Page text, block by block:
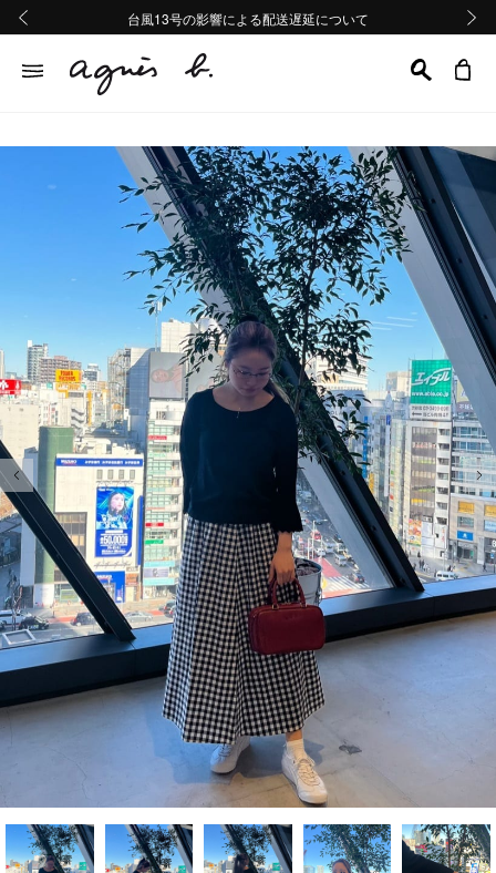
熊本地域地震の影響による配送遅延について
Summer Sale 2buy10%OFF!!
台風13号の影響による配送遅延について
熊本地域地震の影響による配送遅延について
Summer Sale 2buy10%OFF!!
前の画像 次